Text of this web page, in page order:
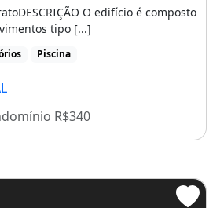
Guarita de Segurança 24
Garagem,
O edifício é composto
tipo [...]
Piscina
R$340